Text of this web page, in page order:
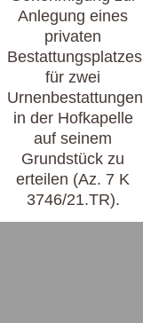
Anlegung eines
privaten
Bestattungsplatzes
für zwei
Urnenbestattungen
in der Hofkapelle
auf seinem
Grundstück zu
erteilen (Az. 7 K
3746/21.TR).